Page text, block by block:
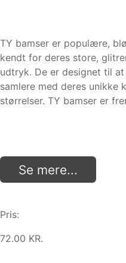
TY bamser er populære,
kendt for deres store,
udtryk. De er designet til
samlere med deres unikke
størrelser. TY bamser er
Se mere...
Pris:
72.00 KR.